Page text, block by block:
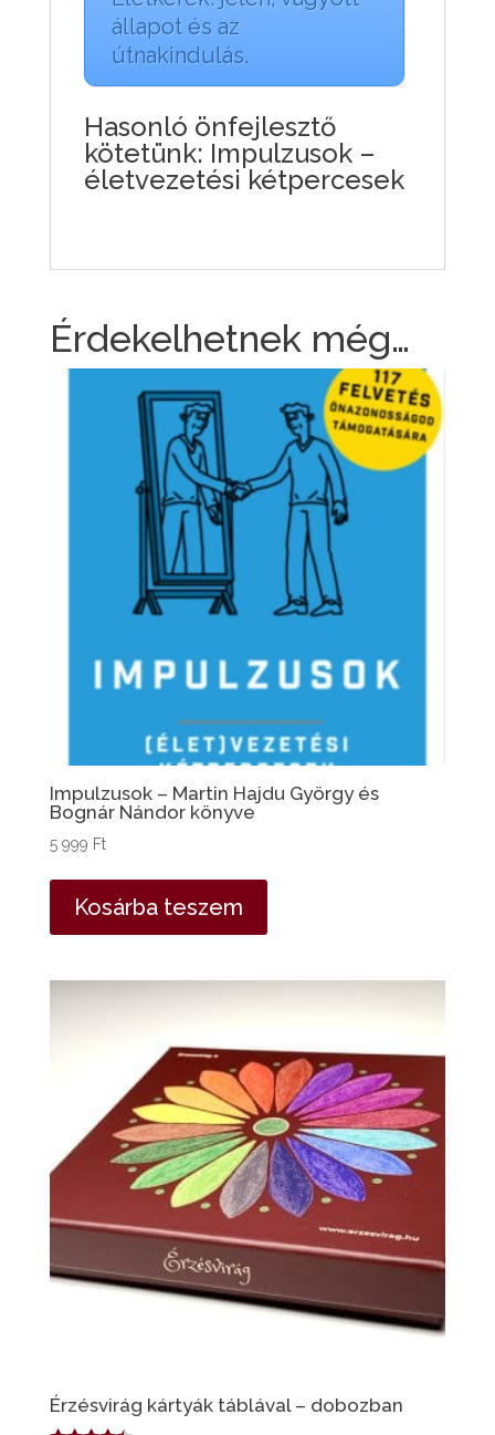
állapot és az
útnakindulás.
Hasonló önfejlesztő
kötetünk: Impulzusok –
életvezetési kétpercesek
Érdekelhetnek még…
Impulzusok – Martin Hajdu György és
Bognár Nándor könyve
5 999 Ft
Kosárba teszem
Érzésvirág kártyák táblával – dobozban